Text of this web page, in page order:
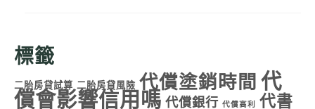
標籤
二胎房貸試算 二胎房貸風險 代償塗銷時間 代
償會影響信用嗎 代償銀行 代償高利
代書